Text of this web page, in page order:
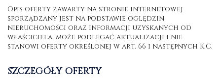
Opis oferty zawarty na stronie internetowej
sporządzany jest na podstawie oględzin
nieruchomości oraz informacji uzyskanych od
właściciela, może podlegać aktualizacji i nie
stanowi oferty określonej w art. 66 i następnych K.C.
SZCZEGÓŁY OFERTY